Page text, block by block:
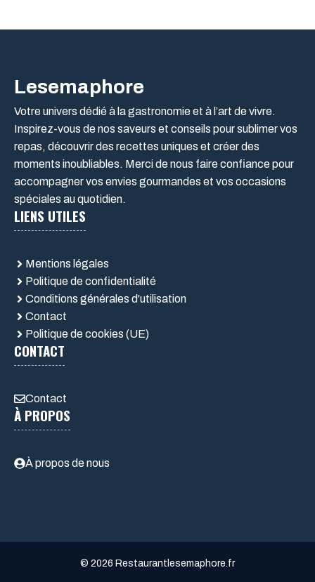
Lesemaphore
Votre univers dédié à la gastronomie et à l’art de vivre.
Inspirez-vous de nos saveurs et conseils pour sublimer vos
repas, découvrir des recettes uniques et créer des
moments inoubliables. Merci de nous faire confiance pour
accompagner vos envies gourmandes et vos occasions
spéciales au quotidien.
LIENS UTILES
Mentions légales
Politique de confidentialité
Conditions générales d'utilisation
Contact
Politique de cookies (UE)
CONTACT
Contact
À PROPOS
À propos de nous
© 2026 Restaurantlesemaphore.fr